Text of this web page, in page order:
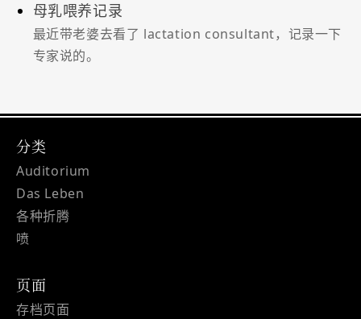
母乳喂养记录
最近带老婆去看了 lactation consultant，记录一下
专家说的。
分类
Auditorium
Das Leben
各种折腾
喷
页面
存档页面